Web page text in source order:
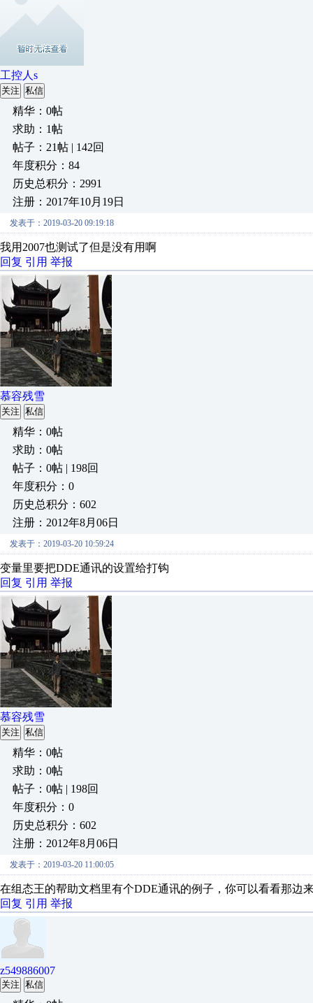
工控人s
关注 私信
精华：0帖
求助：1帖
帖子：21帖 | 142回
年度积分：84
历史总积分：2991
注册：2017年10月19日
发表于：2019-03-20 09:19:18
我用2007也测试了但是没有用啊
回复 引用 举报
慕容残雪
关注 私信
精华：0帖
求助：0帖
帖子：0帖 | 198回
年度积分：0
历史总积分：602
注册：2012年8月06日
发表于：2019-03-20 10:59:24
变量里要把DDE通讯的设置给打钩
回复 引用 举报
慕容残雪
关注 私信
精华：0帖
求助：0帖
帖子：0帖 | 198回
年度积分：0
历史总积分：602
注册：2012年8月06日
发表于：2019-03-20 11:00:05
在组态王的帮助文档里有个DDE通讯的例子，你可以看看那边
回复 引用 举报
z549886007
关注 私信